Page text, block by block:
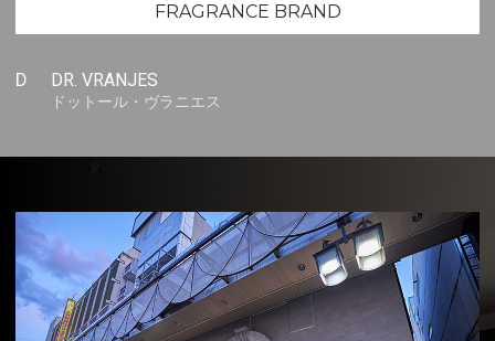
FRAGRANCE BRAND
D DR. VRANJES
ドットール・ヴラニエス